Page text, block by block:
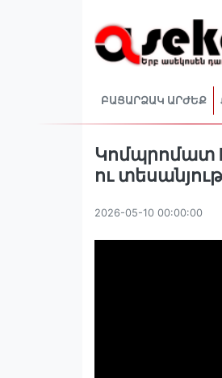
ԲԱՑԱՐՁԱԿ ԱՐԺԵՔ
Կոմպրոմատ
ու
2026-05-10 00:00:00